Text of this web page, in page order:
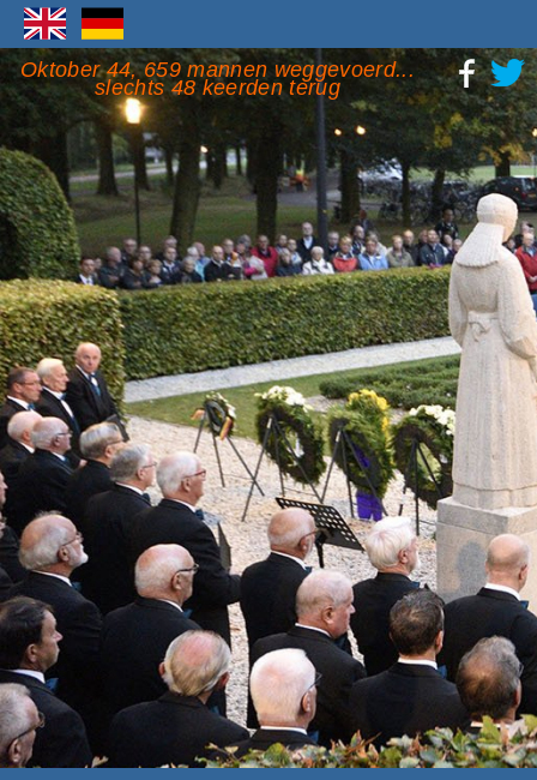
Oktober 44, 659 mannen weggevoerd...
slechts 48 keerden terug